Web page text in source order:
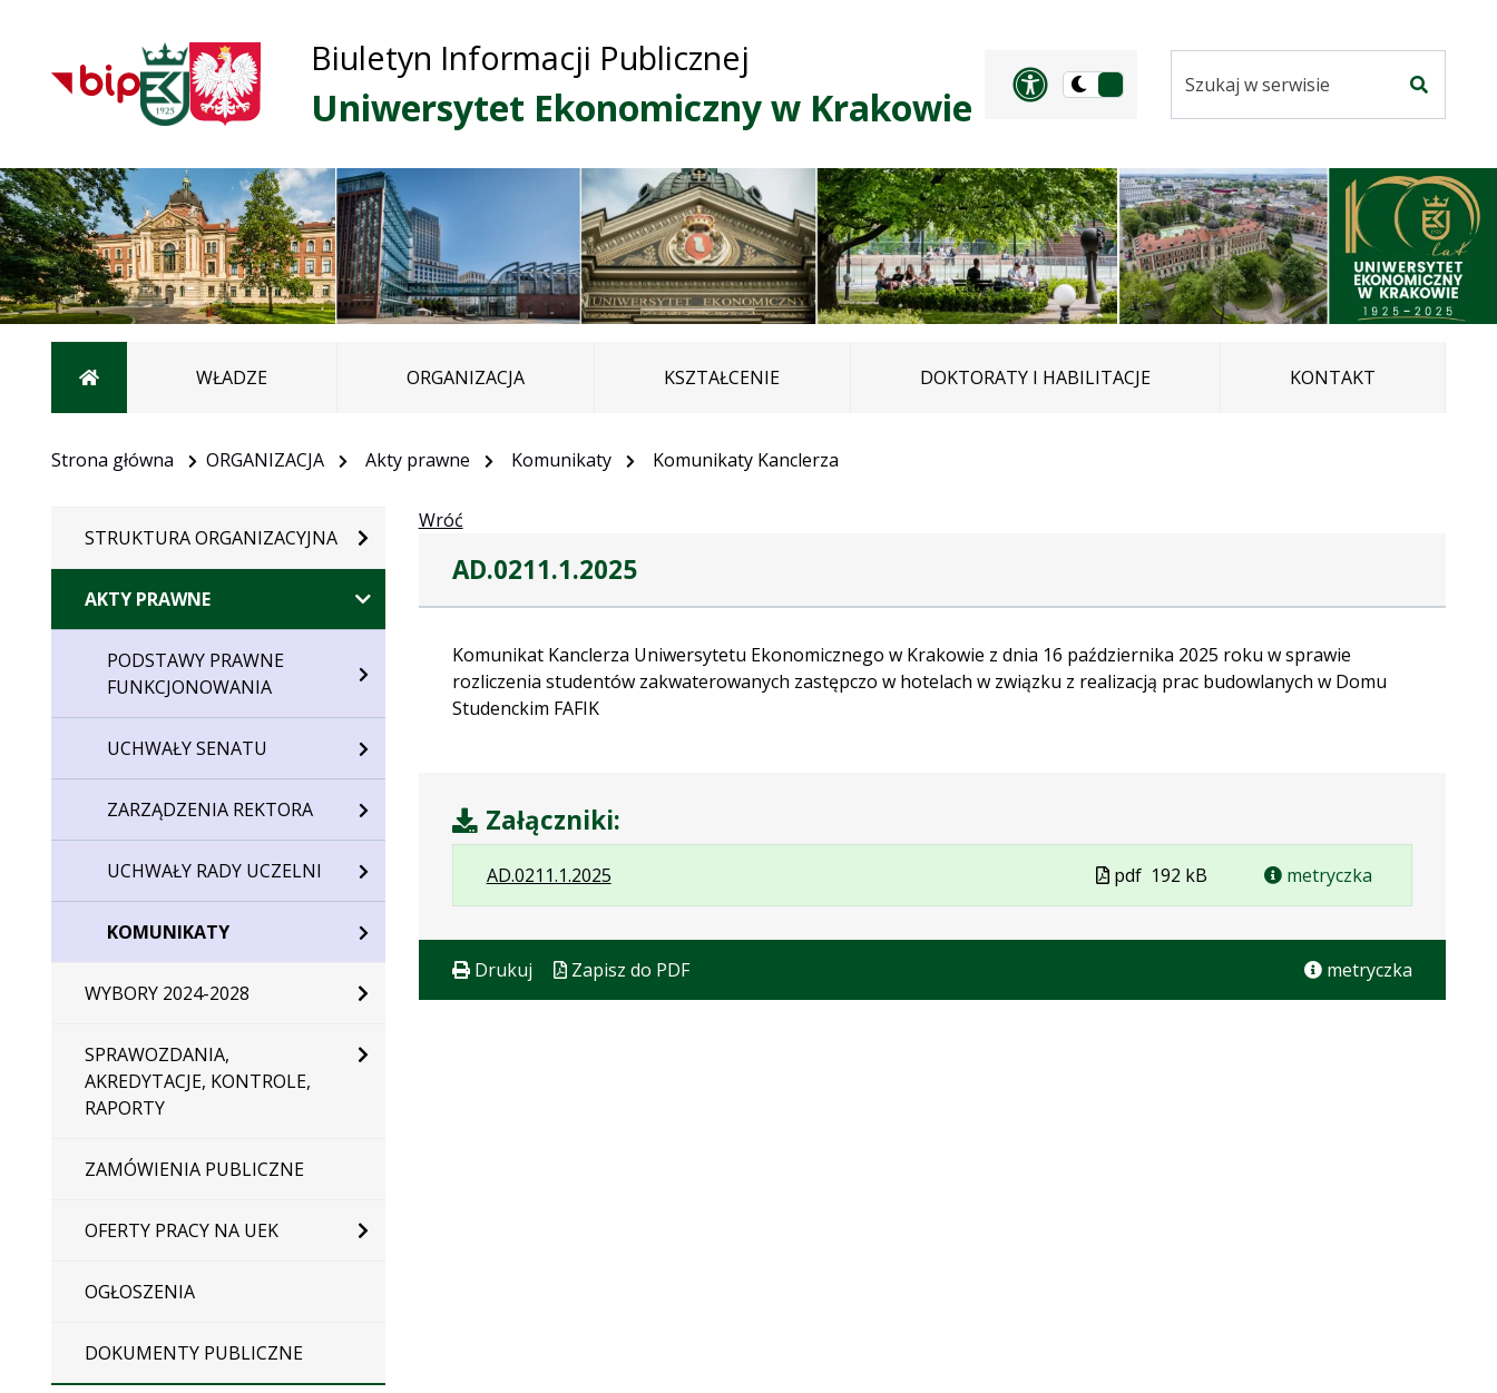
głównego menu
Przejdź do treści
Przejdź do mapy
serwisu
Biuletyn Informacji Publicznej
Uniwersytet Ekonomiczny w Krakowie
Panel dostosowania
Przełącz
ciemną
serwisie
Strona głównaWŁADZE ORGANIZACJA KSZTAŁCENIE DOKTORATY I HABILITACJE KONTAKT
Strona główna ORGANIZACJA Akty prawne Komunikaty Komunikaty Kanclerza
STRUKTURA ORGANIZACYJNA
AKTY PRAWNE
PODSTAWY PRAWNE
FUNKCJONOWANIA
UCHWAŁY SENATU
ZARZĄDZENIA REKTORA
UCHWAŁY RADY UCZELNI
KOMUNIKATY
WYBORY 2024-2028
SPRAWOZDANIA,
AKREDYTACJE, KONTROLE,
RAPORTY
ZAMÓWIENIA PUBLICZNE
OFERTY PRACY NA UEK
OGŁOSZENIA
DOKUMENTY PUBLICZNE
Wróć
AD.0211.1.2025
Komunikat Kanclerza Uniwersytetu Ekonomicznego w Krakowie z dnia 16 października 2025 roku w sprawie
rozliczenia studentów zakwaterowanych zastępczo w hotelach w związku z realizacją prac budowlanych w Domu
Studenckim FAFIK
Załączniki:
AD.0211.1.2025.
Plik
pdf
.
Rozmiar
kB
.
Otwiera
nowej
karcie.
Plik
w
pdf 192 kB metryczka
Drukuj Zapisz do PDF metryczka